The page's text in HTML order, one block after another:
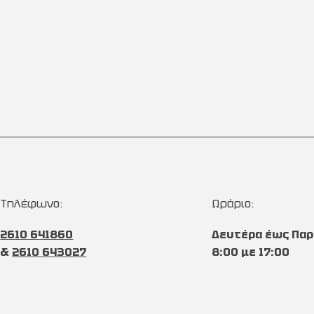
Τηλέφωνο:
2610 641860
& 2610 643027
Ωράριο:
Δευτέρα έως
8:00 με 17:00